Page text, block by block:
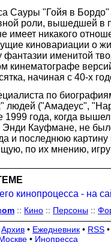
Сауры "Гойя в Бордо"
роли, вышедшей в
имеет никакого
киновариации о
именитой
кинематографе
начиная с 40-х
по
людей ("Амадеус",
1999 года, когда
Энди Кауфмане, не
и последнюю картину
по их мнению,
кинопроцесса - на
:: Кино :: Персоны ::
Архив • Ежедневник • RSS •
• Инопресса